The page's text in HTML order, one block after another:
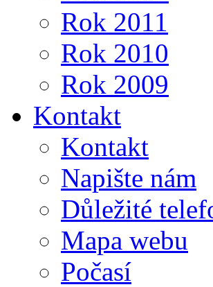
Rok 2011
Rok 2010
Rok 2009
Kontakt
Kontakt
Napište nám
Důležité
Mapa webu
Počasí